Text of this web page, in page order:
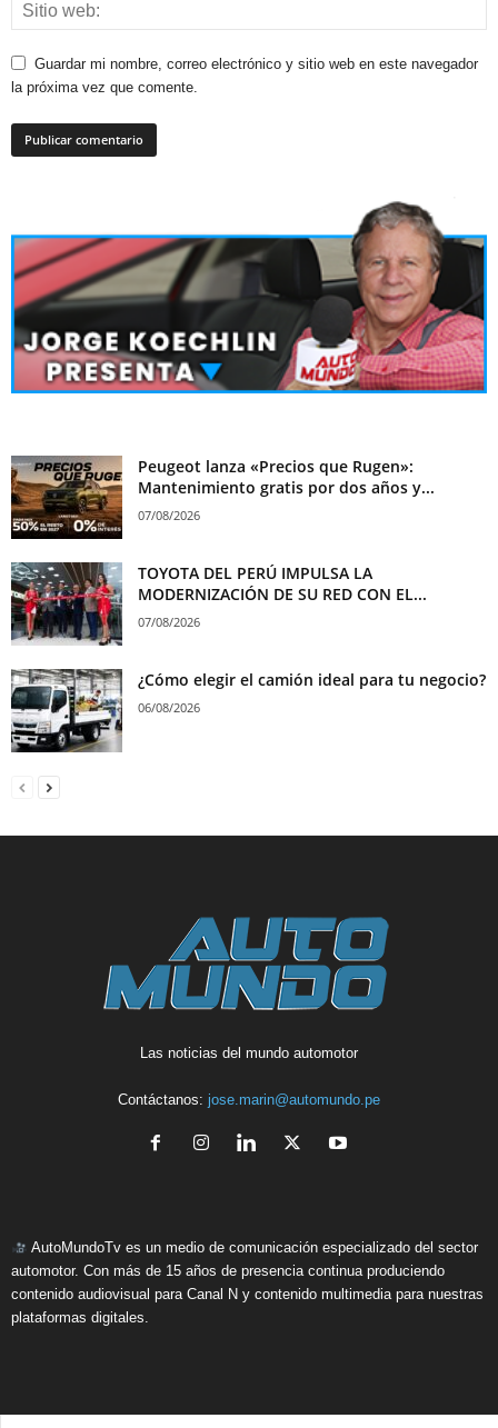
Guardar mi nombre, correo electrónico y sitio web en este navegador
la próxima vez que comente.
Peugeot lanza «Precios que Rugen»:
Mantenimiento gratis por dos años y...
07/08/2026
TOYOTA DEL PERÚ IMPULSA LA
MODERNIZACIÓN DE SU RED CON EL...
07/08/2026
¿Cómo elegir el camión ideal para tu negocio?
06/08/2026
Las noticias del mundo automotor
Contáctanos: jose.marin@automundo.pe
AutoMundoTv es un medio de comunicación especializado del sector
automotor. Con más de 15 años de presencia continua produciendo
contenido audiovisual para Canal N y contenido multimedia para nuestras
plataformas digitales.